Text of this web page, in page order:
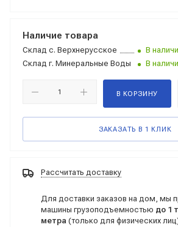
Наличие товара
Склад с. Верхнерусское
В
Склад г. Минеральные Воды В
В КОРЗИНУ
ЗАКАЗАТЬ В 1 КЛИК
Рассчитать доставку
Для доставки заказов на дом, мы
машины грузоподъемностью до 1
метра (только для физических